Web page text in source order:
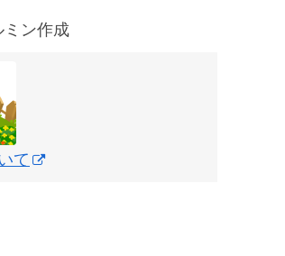
ミン作成
て